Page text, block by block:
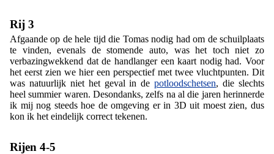
Rij 3
Afgaande op de hele tijd die Tomas nodig had om de schuilplaats
te vinden, evenals de stomende auto, was het toch niet zo
verbazingwekkend dat de handlanger een kaart nodig had. Voor
het eerst zien we hier een perspectief met twee vluchtpunten. Dit
was natuurlijk niet het geval in depotloodschetsen, die slechts
heel summier waren. Desondanks, zelfs na al die jaren herinnerde
ik mij nog steeds hoe de omgeving er in 3D uit moest zien, dus
kon ik het eindelijk correct tekenen.
Rijen 4-5